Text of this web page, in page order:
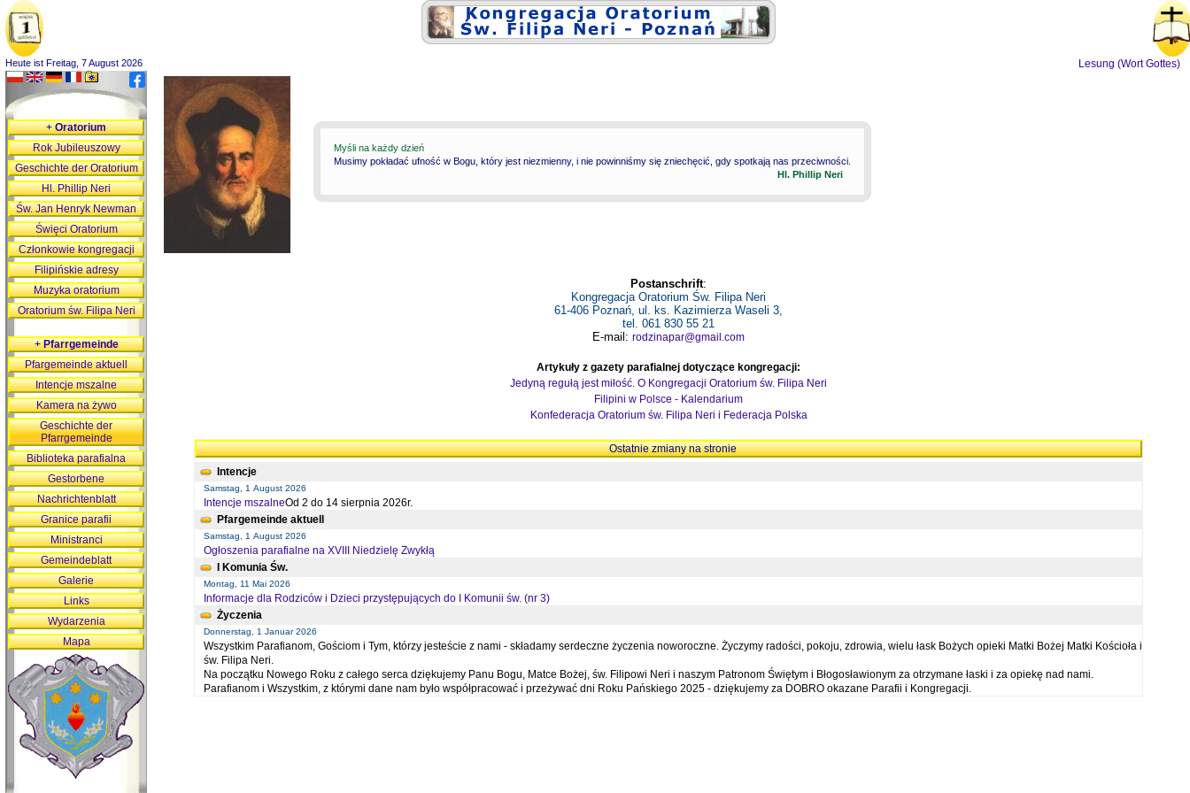
Heute ist Freitag, 7 August 2026 Lesung (Wort Gottes)
Myśli na każdy dzień
Musimy pokładać ufność w Bogu, który jest niezmienny, i nie powinniśmy się zniechęcić, gdy spotkają nas przeciwności.
Hl. Phillip Neri
Postanschrift:
Kongregacja Oratorium Św. Filipa Neri
61-406 Poznań, ul. ks. Kazimierza Waseli 3,
tel. 061 830 55 21
E-mail: rodzinapar@gmail.com
Artykuły z gazety parafialnej dotyczące kongregacji:
Jedyną regułą jest miłość. O Kongregacji Oratorium św. Filipa Neri
Filipini w Polsce - Kalendarium
Konfederacja Oratorium św. Filipa Neri i Federacja Polska
Ostatnie zmiany na stronie
Intencje
Samstag, 1 August 2026
Intencje mszalneOd 2 do 14 sierpnia 2026r.
Pfargemeinde aktuell
Samstag, 1 August 2026
Ogłoszenia parafialne na XVIII Niedzielę Zwykłą
I Komunia Św.
Montag, 11 Mai 2026
Informacje dla Rodziców i Dzieci przystępujących do I Komunii św. (nr 3)
Życzenia
Donnerstag, 1 Januar 2026
Wszystkim Parafianom, Gościom i Tym, którzy jesteście z nami - składamy serdeczne życzenia noworoczne. Życzymy radości, pokoju, zdrowia, wielu łask Bożych opieki Matki Bożej Matki Kościoła i
św. Filipa Neri.
Na początku Nowego Roku z całego serca dziękujemy Panu Bogu, Matce Bożej, św. Filipowi Neri i naszym Patronom Świętym i Błogosławionym za otrzymane łaski i za opiekę nad nami.
Parafianom i Wszystkim, z którymi dane nam było współpracować i przeżywać dni Roku Pańskiego 2025 - dziękujemy za DOBRO okazane Parafii i Kongregacji.
+Oratorium
Rok Jubileuszowy
Geschichte der Oratorium
Hl. Phillip Neri
Św. Jan Henryk Newman
Święci Oratorium
Członkowie kongregacji
Filipińskie adresy
Muzyka oratorium
Oratorium św. Filipa Neri
+Pfarrgemeinde
Pfargemeinde aktuell
Intencje mszalne
Kamera na żywo
Geschichte der
Pfarrgemeinde
Biblioteka parafialna
Gestorbene
Nachrichtenblatt
Granice parafii
Ministranci
Gemeindeblatt
Galerie
Links
Wydarzenia
Mapa